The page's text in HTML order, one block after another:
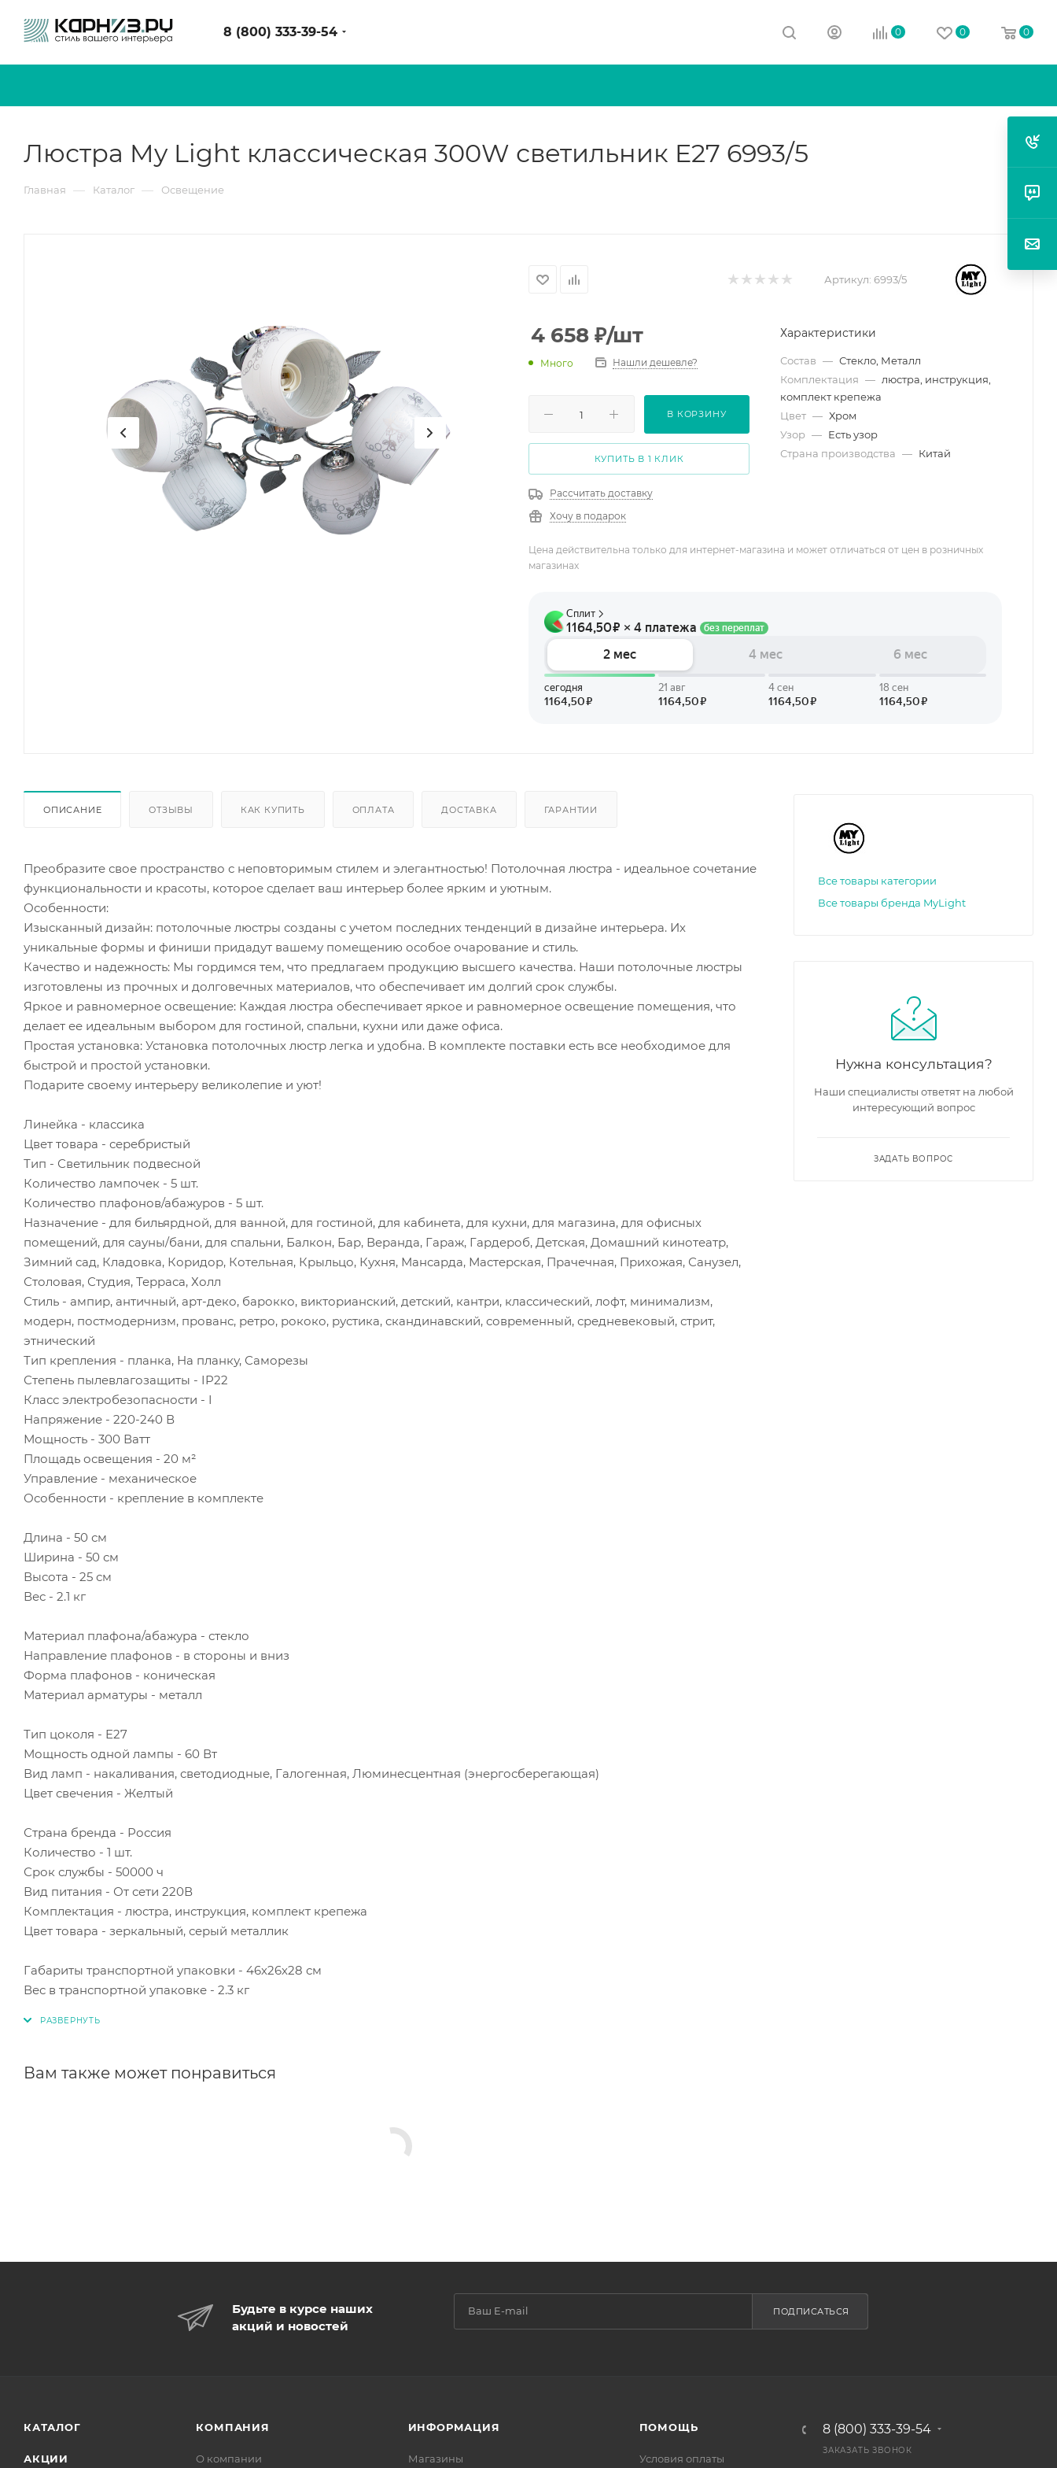
8 (800) 333-39-54 0 0 0
Люстра My Light классическая 300W светильник E27 6993/5
Главная — Каталог — Освещение
Артикул: 6993/5
4 658 ₽/шт
Много Нашли дешевле?
В КОРЗИНУ
КУПИТЬ В 1 КЛИК
Рассчитать доставку
Хочу в подарок
Характеристики
Состав — Стекло, Металл
Комплектация — люстра, инструкция,
комплект крепежа
Цвет — Хром
Узор — Есть узор
Страна производства — Китай
Цена действительна только для интернет-магазина и может отличаться от цен в розничных
магазинах
ОПИСАНИЕ ОТЗЫВЫ КАК КУПИТЬ ОПЛАТА ДОСТАВКА ГАРАНТИИ
Преобразите свое пространство с неповторимым стилем и элегантностью! Потолочная люстра - идеальное сочетание
функциональности и красоты, которое сделает ваш интерьер более ярким и уютным.
Особенности:
Изысканный дизайн: потолочные люстры созданы с учетом последних тенденций в дизайне интерьера. Их
уникальные формы и финиши придадут вашему помещению особое очарование и стиль.
Качество и надежность: Мы гордимся тем, что предлагаем продукцию высшего качества. Наши потолочные люстры
изготовлены из прочных и долговечных материалов, что обеспечивает им долгий срок службы.
Яркое и равномерное освещение: Каждая люстра обеспечивает яркое и равномерное освещение помещения, что
делает ее идеальным выбором для гостиной, спальни, кухни или даже офиса.
Простая установка: Установка потолочных люстр легка и удобна. В комплекте поставки есть все необходимое для
быстрой и простой установки.
Подарите своему интерьеру великолепие и уют!
Линейка - классика
Цвет товара - серебристый
Тип - Светильник подвесной
Количество лампочек - 5 шт.
Количество плафонов/абажуров - 5 шт.
Назначение - для бильярдной, для ванной, для гостиной, для кабинета, для кухни, для магазина, для офисных
помещений, для сауны/бани, для спальни, Балкон, Бар, Веранда, Гараж, Гардероб, Детская, Домашний кинотеатр,
Зимний сад, Кладовка, Коридор, Котельная, Крыльцо, Кухня, Мансарда, Мастерская, Прачечная, Прихожая, Санузел,
Столовая, Студия, Терраса, Холл
Стиль - ампир, античный, арт-деко, барокко, викторианский, детский, кантри, классический, лофт, минимализм,
модерн, постмодернизм, прованс, ретро, рококо, рустика, скандинавский, современный, средневековый, стрит,
этнический
Тип крепления - планка, На планку, Саморезы
Степень пылевлагозащиты - IP22
Класс электробезопасности - I
Напряжение - 220-240 В
Мощность - 300 Ватт
Площадь освещения - 20 м²
Управление - механическое
Особенности - крепление в комплекте
Длина - 50 см
Ширина - 50 см
Высота - 25 см
Вес - 2.1 кг
Материал плафона/абажура - стекло
Направление плафонов - в стороны и вниз
Форма плафонов - коническая
Материал арматуры - металл
Тип цоколя - E27
Мощность одной лампы - 60 Вт
Вид ламп - накаливания, светодиодные, Галогенная, Люминесцентная (энергосберегающая)
Цвет свечения - Желтый
Страна бренда - Россия
Количество - 1 шт.
Срок службы - 50000 ч
Вид питания - От сети 220В
Комплектация - люстра, инструкция, комплект крепежа
Цвет товара - зеркальный, серый металлик
Габариты транспортной упаковки - 46х26х28 см
Вес в транспортной упаковке - 2.3 кг
Вам также может понравиться
Все товары категории
Все товары бренда MyLight
Нужна консультация?
Наши специалисты ответят на любой
интересующий вопрос
ЗАДАТЬ ВОПРОС
Будьте в курсе наших
акций и новостей
ПОДПИСАТЬСЯ
КАТАЛОГ
АКЦИИ
КОМПАНИЯ
О компании
ИНФОРМАЦИЯ
Магазины
ПОМОЩЬ
Условия оплаты
8 (800) 333-39-54
ЗАКАЗАТЬ ЗВОНОК